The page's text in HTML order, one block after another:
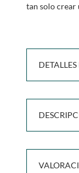
tan solo crear